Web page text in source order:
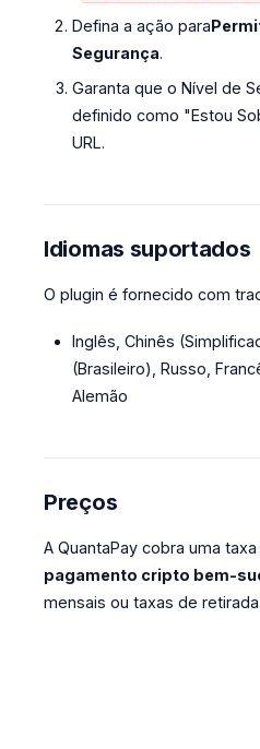
Defina a ação para
Segurança.
Garanta que o Nível de
definido como "Estou
URL.
Idiomas suportados
O plugin é fornecido com
Inglês, Chinês
(Brasileiro), Russo,
Alemão
Preços
A QuantaPay cobra uma
pagamento cripto bem-
mensais ou taxas de retirada.